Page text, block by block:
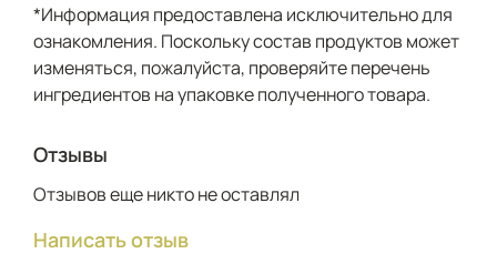
*Информация предоставлена исключительно для
ознакомления. Поскольку состав продуктов может
изменяться, пожалуйста, проверяйте перечень
ингредиентов на упаковке полученного товара.
Отзывы
Отзывов еще никто не оставлял
Написать отзыв